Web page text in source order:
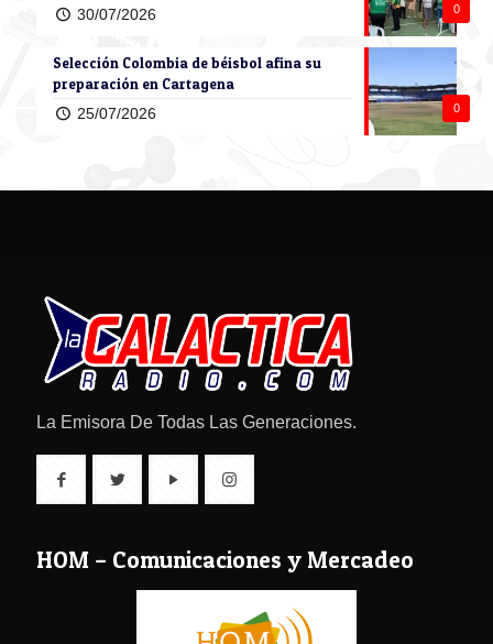
0
30/07/2026
0
Selección Colombia de béisbol afina su
preparación en Cartagena
25/07/2026
La Emisora De Todas Las Generaciones.
HOM – Comunicaciones y Mercadeo